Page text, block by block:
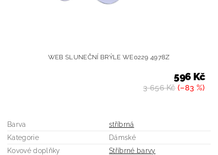
WEB SLUNEČNÍ BRÝLE WE0229 4978Z
3 656 Kč(–83 %)
596 Kč
Barva
stříbrná
Kategorie
Dámské
Kovové doplňky
Stříbrné barvy